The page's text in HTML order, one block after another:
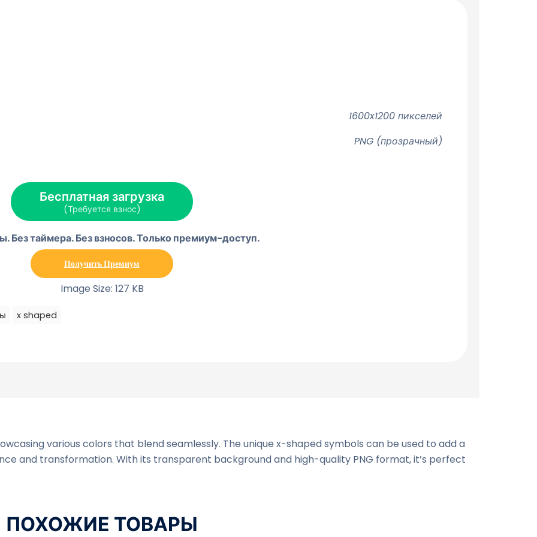
1600x1200 пикселей
PNG (прозрачный)
Бесплатная загрузка
(Требуется взнос)
Без таймера. Без взносов. Только премиум-доступ.
Получить Премиум
Image Size: 127 KB
x shaped
various colors that blend seamlessly. The unique x-shaped symbols can be used to add a
and transformation. With its transparent background and high-quality PNG format, it’s perfect
ПОХОЖИЕ ТОВАРЫ